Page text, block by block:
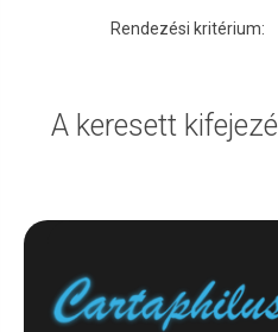
Rendezési kritérium:
A keresett